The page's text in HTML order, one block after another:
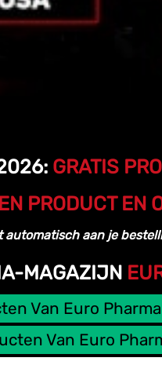
GRATIS
PRODUCT EN
aan je
MAGAZIJN
Van Euro Pharma
Van Euro